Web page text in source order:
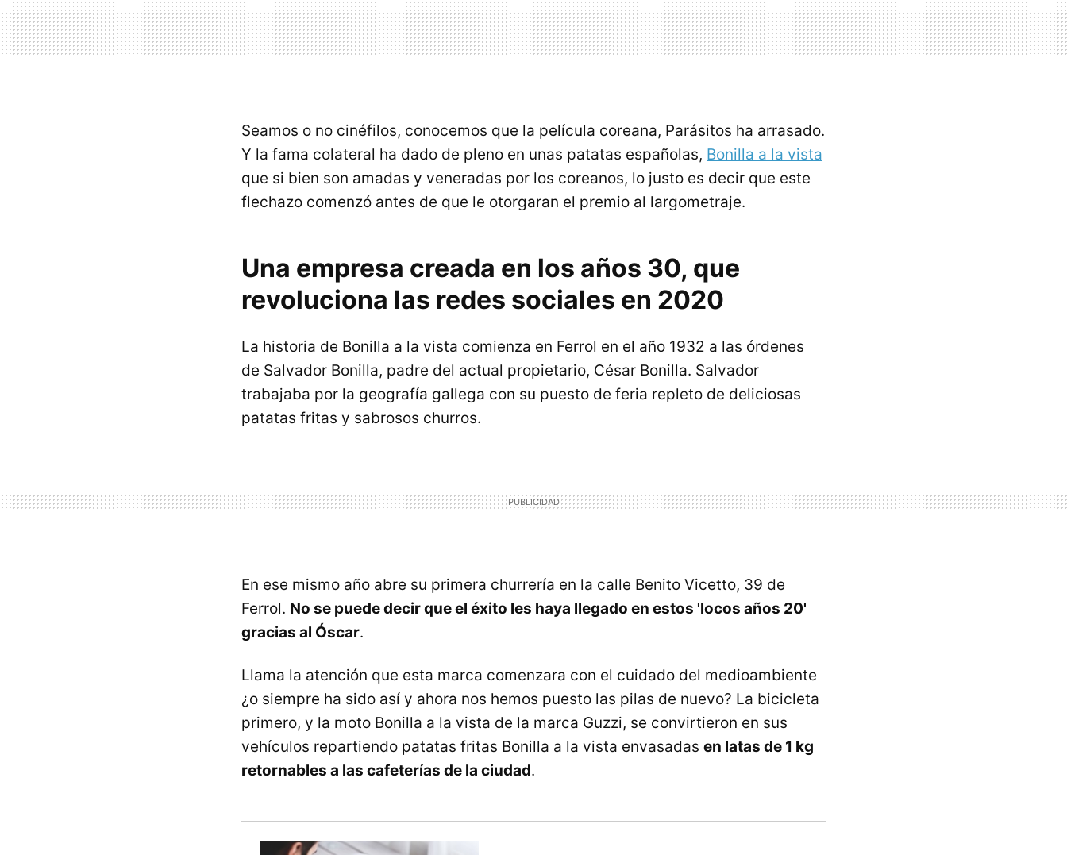
Seamos o no cinéfilos, conocemos que la película coreana, Parásitos ha arrasado.
Y la fama colateral ha dado de pleno en unas patatas españolas, Bonilla a la vista
que si bien son amadas y veneradas por los coreanos, lo justo es decir que este
flechazo comenzó antes de que le otorgaran el premio al largometraje.
Una empresa creada en los años 30, que
revoluciona las redes sociales en 2020
La historia de Bonilla a la vista comienza en Ferrol en el año 1932 a las órdenes
de Salvador Bonilla, padre del actual propietario, César Bonilla. Salvador
trabajaba por la geografía gallega con su puesto de feria repleto de deliciosas
patatas fritas y sabrosos churros.
En ese mismo año abre su primera churrería en la calle Benito Vicetto, 39 de
Ferrol. No se puede decir que el éxito les haya llegado en estos 'locos años 20'
gracias al Óscar.
Llama la atención que esta marca comenzara con el cuidado del medioambiente
¿o siempre ha sido así y ahora nos hemos puesto las pilas de nuevo? La bicicleta
primero, y la moto Bonilla a la vista de la marca Guzzi, se convirtieron en sus
vehículos repartiendo patatas fritas Bonilla a la vista envasadas en latas de 1 kg
retornables a las cafeterías de la ciudad.